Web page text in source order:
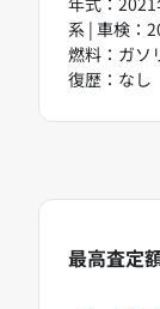
系 | 車検：
燃料：ガソ
復歴：なし
最高査定